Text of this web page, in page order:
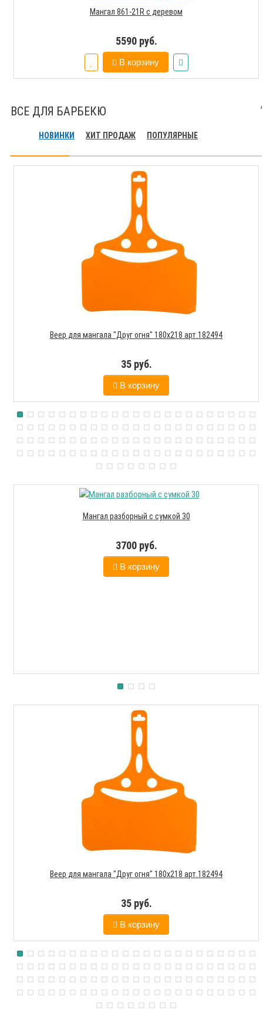
Мангал 861-21R с деревом
5590 руб.
В корзину
ВСЕ ДЛЯ БАРБЕКЮ
НОВИНКИ ХИТ ПРОДАЖ ПОПУЛЯРНЫЕ
Веер для мангала "Друг огня" 180х218 арт.182494
35 руб.
В корзину
Мангал разборный с сумкой 30
3700 руб.
В корзину
Веер для мангала "Друг огня" 180х218 арт.182494
35 руб.
В корзину